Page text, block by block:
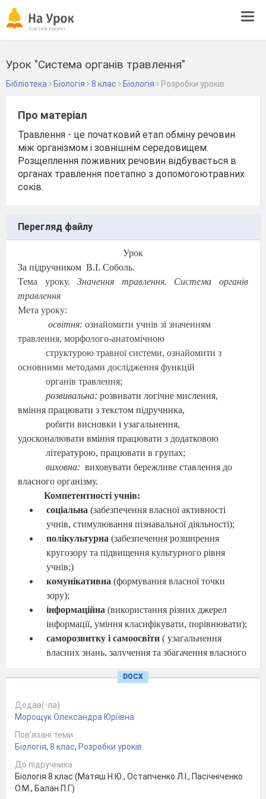
Урок "Система органів травлення"
Бібліотека Біологія 8 клас Біологія Розробки уроків
Про матеріал
Травлення - це початковий етап обміну речовин
між організмом і зовнішнім середовищем.
Розщеплення поживних речовин відбувається в
органах травлення поетапно з допомогоютравних
соків.
Перегляд файлу
Урок
За підручником В.І. Соболь.
Тема уроку.Значення травлення. Система органів
травлення
Мета уроку:
освітня: ознайомити учнів зі значенням
травлення, морфолого-анатомічною
структурою травної системи, ознайомити з
основними методами дослідження функцій
органів травлення;
розвивальна: розвивати логічне мислення,
вміння працювати з текстом підручника,
робити висновки і узагальнення,
удосконалювати вміння працювати з додатковою
літературою, працювати в групах;
виховна: виховувати бережливе ставлення до
власного організму.
Компетентності учнів:
соціальна (забезпечення власної активності
учнів, стимулювання пізнавальної діяльності);
полікультурна (забезпечення розширення
кругозору та підвищення культурного рівня
учнів;)
комунікативна (формування власної точки
зору);
інформаційна (використання різних джерел
інформації, уміння класифікувати, порівнювати);
саморозвитку і самоосвіти ( узагальнення
власних знань, залучення та збагачення власного
Очікувальні результати:
ферментів на їжу;
- знання:
оперує термінами, називає органи травної
системи, характеризує процеси травлення, наводить
приклади ферментів, пояснює роль травних ферментів,
печінки і підшлункової залози в травленні;
- ставлення:висловлює судження та усвідомлює
значення травної системи.
DOCX
Додав(-ла)
Морощук Олександра Юріївна
Пов’язані теми
Біологія, 8 клас, Розробки уроків
До підручника
Біологія 8 клас (Матяш Н.Ю., Остапченко Л.І., Пасічніченко
О.М., Балан П.Г.)